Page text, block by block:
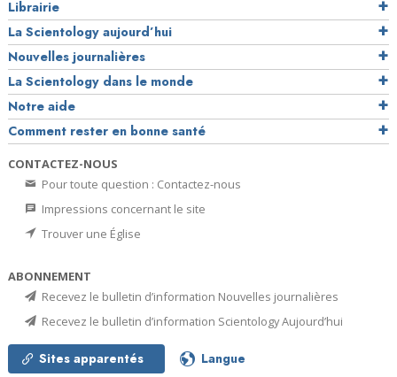
Librairie
La Scientology aujourd’hui
Nouvelles journalières
La Scientology dans le monde
Notre aide
Comment rester en bonne santé
CONTACTEZ-NOUS
Pour toute question : Contactez-nous
Impressions concernant le site
Trouver une Église
ABONNEMENT
Recevez le bulletin d’information Nouvelles journalières
Recevez le bulletin d’information Scientology Aujourd’hui
Sites apparentés Langue